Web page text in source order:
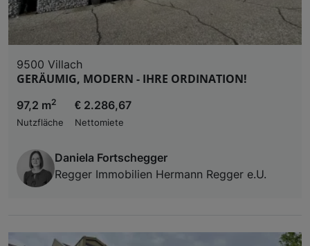
9500 Villach
GERÄUMIG, MODERN - IHRE ORDINATION!
97,2 m2
Nutzfläche
€ 2.286,67
Nettomiete
Daniela Fortschegger
Regger Immobilien Hermann Regger e.U.